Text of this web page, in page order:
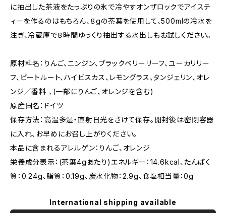
に抽出した茶液をたっぷりの氷で冷やすオンザロックでアイステ
ィーを作るのはもちろん、８gの茶葉を使用して、500mlの冷水を
注ぎ、冷蔵庫で８時間ゆっくり抽出する水出しもお試しください。
原材料名：りんご、ニンジン、ブラックベリーリーフ、ユーカリリー
フ、ビートルート、ハイビスカス、レモングラス、タンジェリン、オレ
ンジ／香料 、(一部にりんご、オレンジを含む)
原産国名：ドイツ
保存方法：高温多湿・直射日光をさけて保存。開封後は密閉容器
に入れ、お早めにお召し上がりください。
本品に含まれるアレルゲン：りんご、オレンジ
栄養成分表示：(茶葉4gあたり)エネルギー：14.6kcal、たんぱく
質：0.24g、脂質：0.19g、炭水化物：2.9g、食塩相当量：0g
International shipping available